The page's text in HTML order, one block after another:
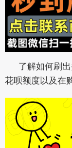
了解如何刷
花呗额度以及在